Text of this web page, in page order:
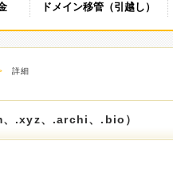
ドメイン移管（引越し）
詳細
、.xyz、.archi、.bio）